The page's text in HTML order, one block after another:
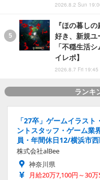
2026.8.2 Sun
『ほの暮し
好き、新規ユ
「不穏生活
イレポ】
2026.8.7 Fri 19:45
ランキ
「27卒」ゲームイラス
ントスタッフ・ゲーム業
員・年間休日12/横浜市
株式会社alBee
神奈川県
月給20万7,100円～30